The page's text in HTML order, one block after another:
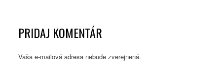
PRIDAJ KOMENTÁR
Vaša e-mailová adresa nebude zverejnená.